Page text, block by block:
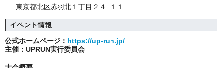
東京都北区赤羽北１丁目２４−１１
イベント情報
公式ホームページ： https://up-run.jp/
主催：UPRUN実行委員会